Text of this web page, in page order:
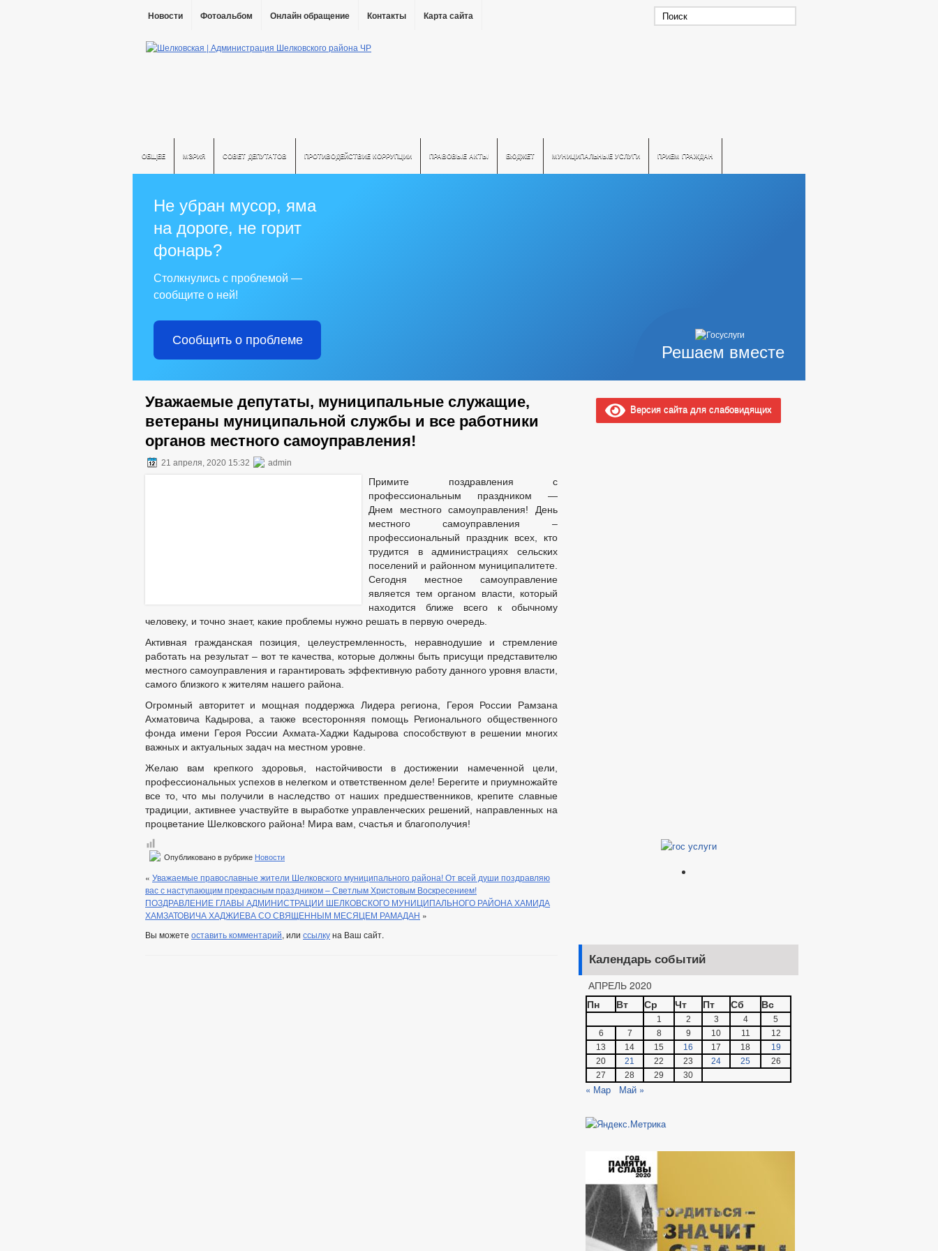
Новости Фотоальбом Онлайн обращение Контакты Карта сайта
ОБЩЕЕ МЭРИЯ СОВЕТ ДЕПУТАТОВ ПРОТИВОДЕЙСТВИЕ КОРРУПЦИИ ПРАВОВЫЕ АКТЫ БЮДЖЕТ МУНИЦИПАЛЬНЫЕ УСЛУГИ ПРИЕМ ГРАЖДАН
Решаем вместе
Не убран мусор, яма
на дороге, не горит
фонарь?
Столкнулись с проблемой —
сообщите о ней!
Сообщить о проблеме
Уважаемые депутаты, муниципальные служащие,
ветераны муниципальной службы и все работники
органов местного самоуправления!
21 апреля, 2020 15:32 admin
Примите поздравления с
профессиональным праздником —
Днем местного самоуправления! День
местного самоуправления –
профессиональный праздник всех, кто
трудится в администрациях сельских
поселений и районном муниципалитете.
Сегодня местное самоуправление
является тем органом власти, который
находится ближе всего к обычному
человеку, и точно знает, какие проблемы нужно решать в первую очередь.
Активная гражданская позиция, целеустремленность, неравнодушие и стремление
работать на результат – вот те качества, которые должны быть присущи представителю
местного самоуправления и гарантировать эффективную работу данного уровня власти,
самого близкого к жителям нашего района.
Огромный авторитет и мощная поддержка Лидера региона, Героя России Рамзана
Ахматовича Кадырова, а также всесторонняя помощь Регионального общественного
фонда имени Героя России Ахмата-Хаджи Кадырова способствуют в решении многих
важных и актуальных задач на местном уровне.
Желаю вам крепкого здоровья, настойчивости в достижении намеченной цели,
профессиональных успехов в нелегком и ответственном деле! Берегите и приумножайте
все то, что мы получили в наследство от наших предшественников, крепите славные
традиции, активнее участвуйте в выработке управленческих решений, направленных на
процветание Шелковского района! Мира вам, счастья и благополучия!
Опубликовано в рубрике Новости
« Уважаемые православные жители Шелковского муниципального района! От всей души поздравляю
вас с наступающим прекрасным праздником – Светлым Христовым Воскресением!
ПОЗДРАВЛЕНИЕ ГЛАВЫ АДМИНИСТРАЦИИ ШЕЛКОВСКОГО МУНИЦИПАЛЬНОГО РАЙОНА ХАМИДА
ХАМЗАТОВИЧА ХАДЖИЕВА СО СВЯЩЕННЫМ МЕСЯЦЕМ РАМАДАН »
Вы можете оставить комментарий, или ссылкуна Ваш сайт.
Версия сайта для слабовидящих
Календарь событий
АПРЕЛЬ 2020
Пн
Вт Ср Чт Пт Сб Вс
1 2 3 4
5
6
7 8 9 10 11
12
13
14 15 16 17 18
19
20
21 22 23 24 25
26
27
28 29 30
« Мар Май »